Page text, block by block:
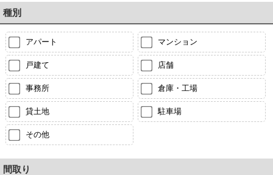
種別
アパート マンション
戸建て 店舗
事務所 倉庫・工場
貸土地 駐車場
その他
間取り